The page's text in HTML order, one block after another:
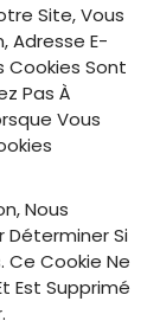
Site, Vous
Adresse E-
Cookies Sont
Pas À
Vous
Nous
Déterminer Si
Ce Cookie Ne
Est Supprimé